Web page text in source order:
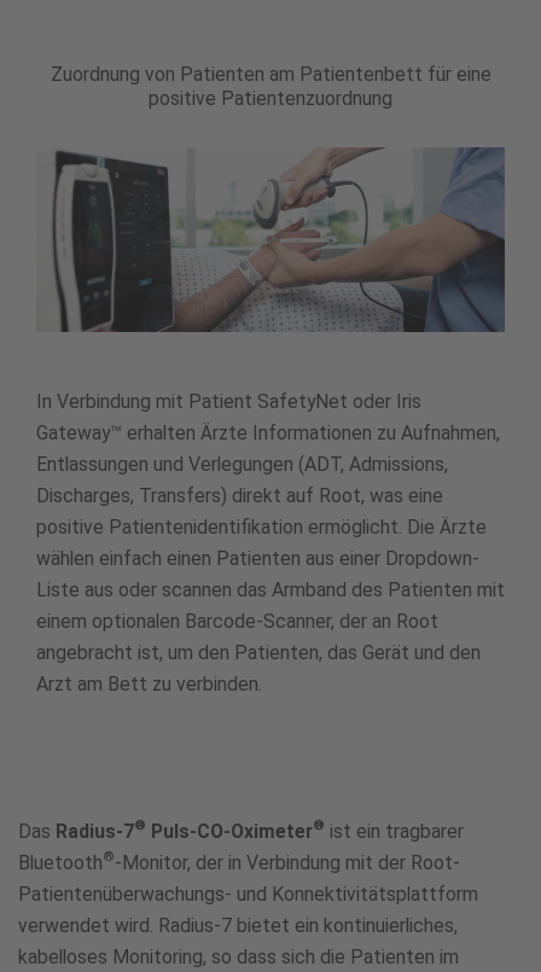
Zuordnung von Patienten am Patientenbett für eine
positive Patientenzuordnung
In Verbindung mit Patient SafetyNet oder Iris
Gateway™ erhalten Ärzte Informationen zu Aufnahmen,
Entlassungen und Verlegungen (ADT, Admissions,
Discharges, Transfers) direkt auf Root, was eine
positive Patientenidentifikation ermöglicht. Die Ärzte
wählen einfach einen Patienten aus einer Dropdown-
Liste aus oder scannen das Armband des Patienten mit
einem optionalen Barcode-Scanner, der an Root
angebracht ist, um den Patienten, das Gerät und den
Arzt am Bett zu verbinden.
Das Radius-7® Puls-CO-Oximeter® ist ein tragbarer
Bluetooth®-Monitor, der in Verbindung mit der Root-
Patientenüberwachungs- und Konnektivitätsplattform
verwendet wird. Radius-7 bietet ein kontinuierliches,
kabelloses Monitoring, so dass sich die Patienten im